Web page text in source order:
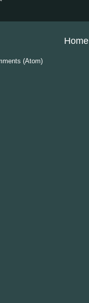
Home
(Atom)